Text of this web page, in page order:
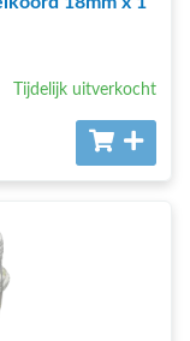
Tijdelijk uitverkocht